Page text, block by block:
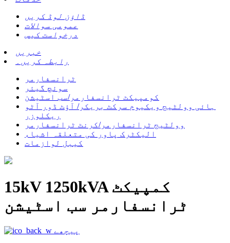
ڈاؤن لوڈ کریں
عمومی سوالات
درخواست کیس
خبریں
رابطہ کریں۔
ٹرانسفارمر
سوئچ گیئر
کومپیکٹ ٹرانسفارمر/سب اسٹیشن
ہائی وولٹیج ویکیوم سرکٹ بریکر/ آؤٹ ڈور آٹو
ریکلوزر
وولٹیج ٹرانسفارمر/کرنٹ ٹرانسفارمر
الیکٹرک پاور کی متعلقہ اشیاء
کیبل لوازمات
15kV 1250kVA کمپیکٹ
ٹرانسفارمر سب اسٹیشن
پیچھے